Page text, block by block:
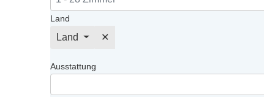
Land
Land ✕
Ausstattung